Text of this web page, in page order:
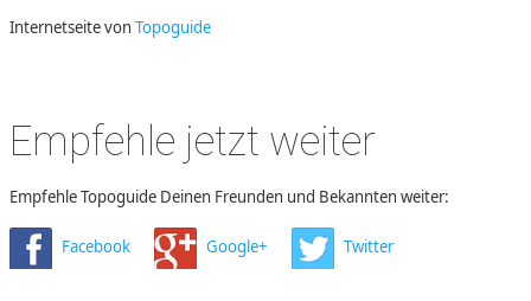
Internetseite von Topoguide
Empfehle jetzt weiter
Empfehle Topoguide Deinen Freunden und Bekannten weiter:
Facebook Google+ Twitter